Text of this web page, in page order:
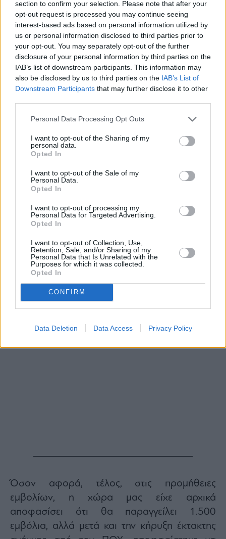
section to confirm your selection. Please note that after your
opt-out request is processed you may continue seeing
interest-based ads based on personal information utilized by
us or personal information disclosed to third parties prior to
your opt-out. You may separately opt-out of the further
disclosure of your personal information by third parties on the
IAB’s list of downstream participants. This information may
also be disclosed by us to third parties on the IAB’s List of
Downstream Participants that may further disclose it to other
Personal Data Processing Opt Outs
I want to opt-out of the Sharing of my
personal data.
Opted In
I want to opt-out of the Sale of my
Personal Data.
Opted In
I want to opt-out of processing my
Personal Data for Targeted Advertising.
Opted In
I want to opt-out of Collection, Use,
Retention, Sale, and/or Sharing of my
Personal Data that Is Unrelated with the
Purposes for which it was collected.
Opted In
CONFIRM
Data Deletion Data Access Privacy Policy
κρούσματα (κυρίως στη Λαϊκή Δημοκρατία
του Κονγκό) και αυτοί που γενικά ταξιδεύουν
σε αυτές τις χώρες.
Σύμφωνα με τις πληροφορίες μας
αποφασίστηκε να αλλάξει ο τρόπος
χορήγησης του εμβολίου και πλέον να γίνεται
με άλλον τρόπο, όχι υποδόρια, αλλά
ενδοδερμικά. Έτσι με την ίδια ποσότητα θα
μπορούν να εμβολιάζονται περισσότεροι.
Όσον αφορά, τέλος, στις προμήθειες
εμβολίων, η χώρα μας είχε αρχικά
αποφασίσει ότι θα παραγγείλει 1.500
εμβόλια, αλλά μετά και την κήρυξη έκτακτης